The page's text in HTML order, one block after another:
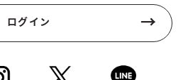
ログイン